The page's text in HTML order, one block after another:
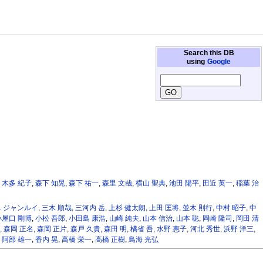
Search this DB
using Google
木多 紀子 ,森下 知晃 ,森下 祐一 ,森里 文哉 ,横山 聖典 ,池田 陽平 田近 英一 ,稲葉 治
ジャンルイ 三木 順哉 三河内 岳 上杉 健太朗 上田 匡将 ,並木 則行 ,中村 昭子 ,中
屋口 剛博, 小松 吾郎, 小田島 康浩, 山崎 純夫 山本 信治, 山本 聡, 岡崎 隆司
岡田 清
森岡 正名 森岡 正片, 森戸 久貴, 森田 明 橘省 吾, 水野 惠子, 河北 秀世, 浜野 洋三
阿部 雄一, 香内 晃 高橋 栄一, 高橋 正樹, 鳥海 光弘